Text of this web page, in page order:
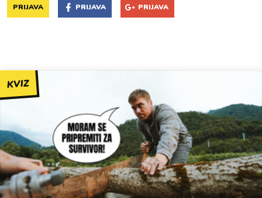
PRIJAVA PRIJAVA PRIJAVA
KVIZ